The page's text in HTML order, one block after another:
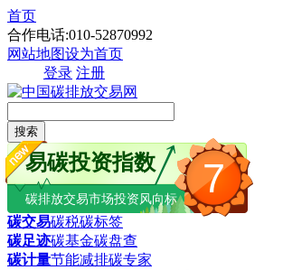
首页
合作电话:010-52870992
网站地图设为首页
登录 注册
搜索
7
易碳投资指数
碳排放交易市场投资风向标
碳交易碳税碳标签
碳足迹碳基金碳盘查
碳计量节能减排碳专家